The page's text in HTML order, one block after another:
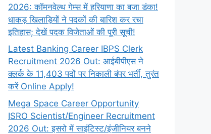
2026: कॉमनवेल्थ गेम्स में हरियाणा का बजा डंका!
धाकड़ खिलाड़ियों ने पदकों की बारिश कर रचा
इतिहास; देखें पदक विजेताओं की पूरी सूची!
Latest Banking Career IBPS Clerk
Recruitment 2026 Out: आईबीपीएस ने
क्लर्क के 11,403 पदों पर निकाली बंपर भर्ती, तुरंत
करें Online Apply!
Mega Space Career Opportunity
ISRO Scientist/Engineer Recruitment
2026 Out: इसरो में साइंटिस्ट/इंजीनियर बनने